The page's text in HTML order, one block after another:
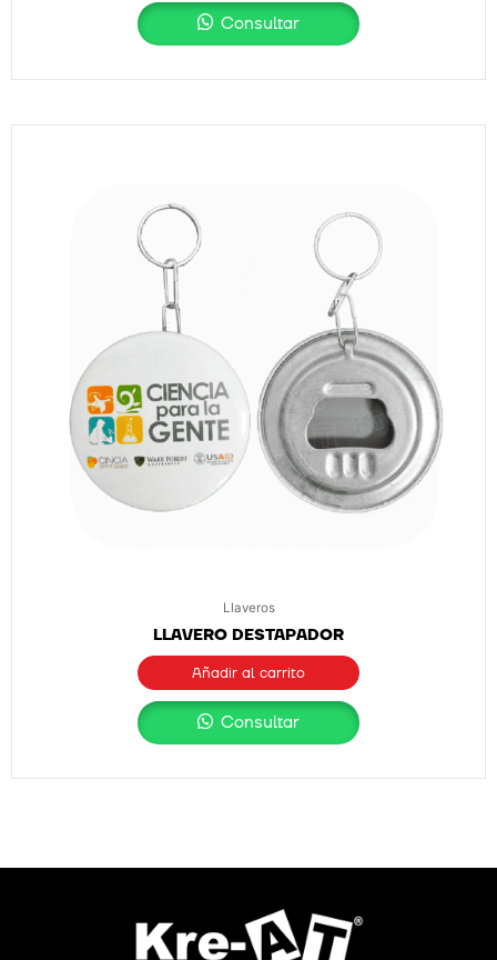
Consultar
Llaveros
LLAVERO DESTAPADOR
Añadir al carrito
Consultar